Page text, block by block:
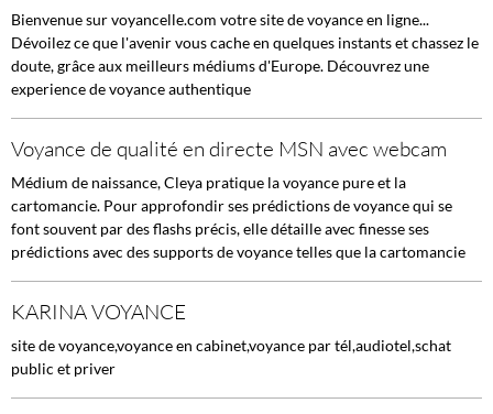
Bienvenue sur voyancelle.com votre site de voyance en ligne...
Dévoilez ce que l'avenir vous cache en quelques instants et chassez le
doute, grâce aux meilleurs médiums d'Europe. Découvrez une
experience de voyance authentique
Voyance de qualité en directe MSN avec webcam
Médium de naissance, Cleya pratique la voyance pure et la
cartomancie. Pour approfondir ses prédictions de voyance qui se
font souvent par des flashs précis, elle détaille avec finesse ses
prédictions avec des supports de voyance telles que la cartomancie
KARINA VOYANCE
site de voyance,voyance en cabinet,voyance par tél,audiotel,schat
public et priver